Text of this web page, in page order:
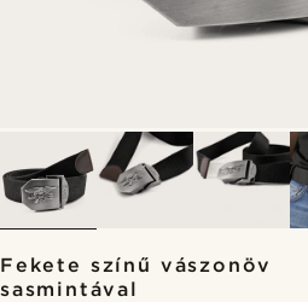
Fekete színű vászonöv
sasmintával